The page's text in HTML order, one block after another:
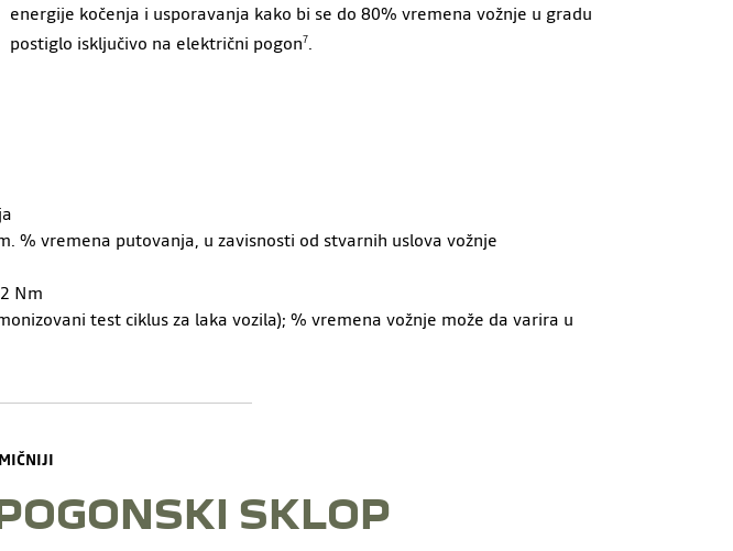
energije kočenja i usporavanja kako bi se do 80% vremena vožnje u gradu
postiglo isključivo na električni pogon7.
% vremena putovanja, u zavisnosti od stvarnih uslova vožnje
Nm
test ciklus za laka vozila); % vremena vožnje može da varira u
SKLOP